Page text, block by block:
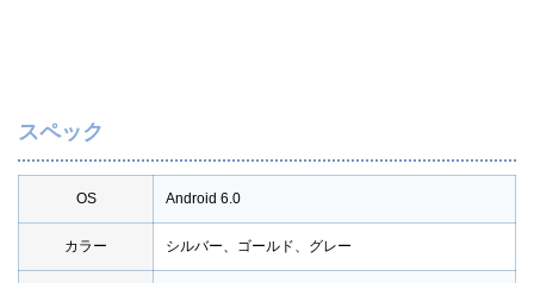
スペック
OS Android 6.0
カラー シルバー、ゴールド、グレー